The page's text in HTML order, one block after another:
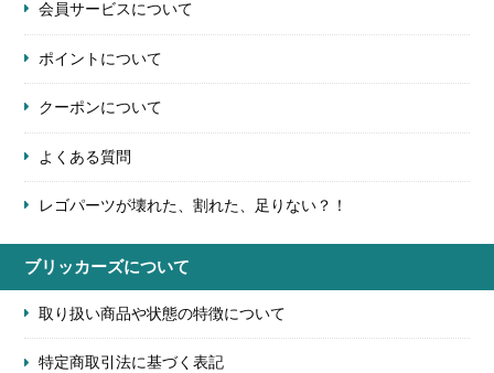
会員サービスについて
ポイントについて
クーポンについて
よくある質問
レゴパーツが壊れた、割れた、足りない？！
ブリッカーズについて
取り扱い商品や状態の特徴について
特定商取引法に基づく表記